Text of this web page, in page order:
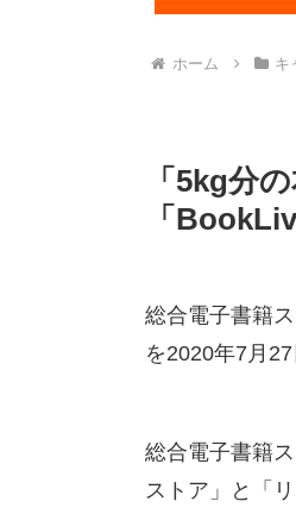
ホーム キ
「5kg分
「
総合電子書籍
を2020年7月
総合電子書籍
ストア」と「